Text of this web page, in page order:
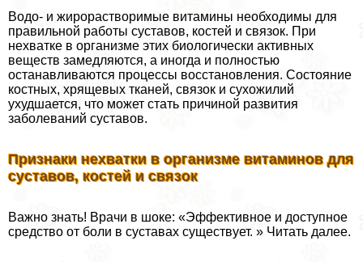
Водо- и жирорастворимые витамины необходимы для
правильной работы суставов, костей и связок. При
нехватке в организме этих биологически активных
веществ замедляются, а иногда и полностью
останавливаются процессы восстановления. Состояние
костных, хрящевых тканей, связок и сухожилий
ухудшается, что может стать причиной развития
заболеваний суставов.
Признаки нехватки в организме витаминов для
суставов, костей и связок
Важно знать! Врачи в шоке: «Эффективное и доступное
средство от боли в суставах существует. » Читать далее.